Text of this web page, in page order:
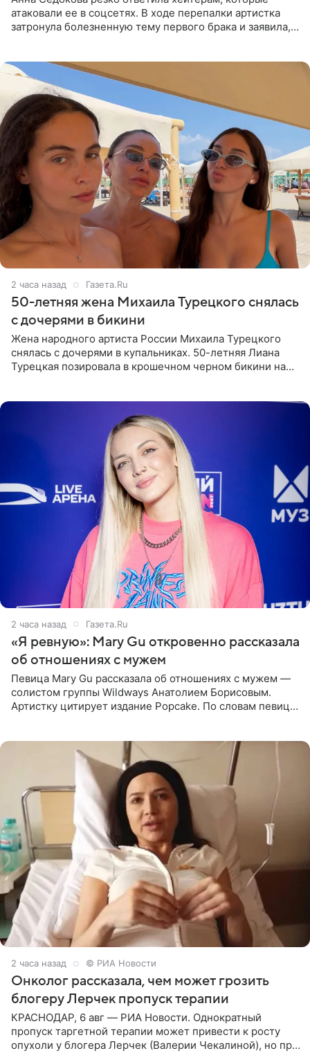
атаковали ее в соцсетях. В ходе перепалки артистка
затронула болезненную тему первого брака и заявила,
2 часа назад Газета.Ru
50-летняя жена Михаила Турецкого снялась
с дочерями в бикини
Жена народного артиста России Михаила Турецкого
снялась с дочерями в купальниках. 50-летняя Лиана
Турецкая позировала в крошечном черном бикини на
2 часа назад Газета.Ru
«Я ревную»: Mary Gu откровенно рассказала
об отношениях с мужем
Певица Mary Gu рассказала об отношениях с мужем —
солистом группы Wildways Анатолием Борисовым.
Артистку цитирует издание Popcake. По словам певицы,
2 часа назад © РИА Новости
Онколог рассказала, чем может грозить
блогеру Лерчек пропуск терапии
КРАСНОДАР, 6 авг — РИА Новости. Однократный
пропуск таргетной терапии может привести к росту
опухоли у блогера Лерчек (Валерии Чекалиной), но при